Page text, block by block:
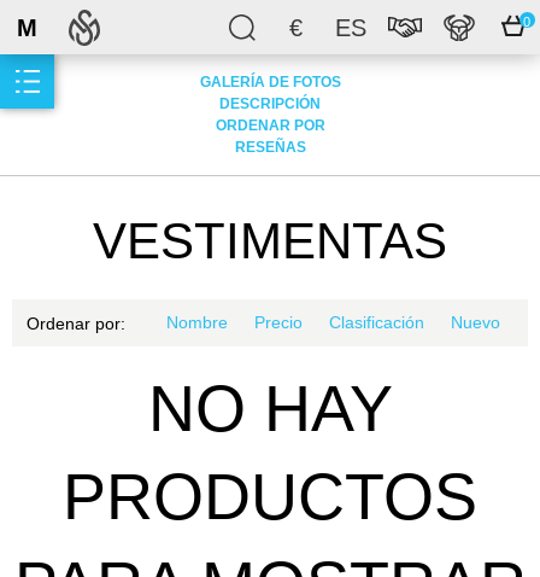
€ ES 0
M
GALERÍA DE FOTOS
DESCRIPCIÓN
ORDENAR POR
RESEÑAS
VESTIMENTAS
Ordenar por: Nombre Precio Clasificación Nuevo
NO HAY
PRODUCTOS